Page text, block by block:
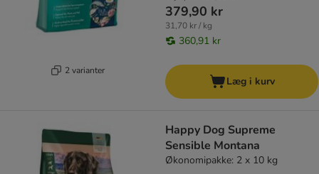
2 varianter
379,90 kr
31,70 kr / kg
360,91 kr
Læg i kurv
Happy Dog Supreme
Sensible Montana
Økonomipakke: 2 x 10 kg